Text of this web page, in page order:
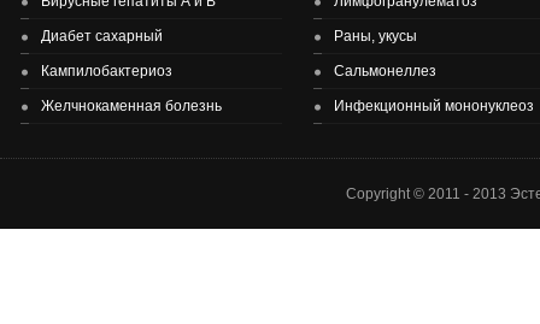
Диабет сахарный
Кампилобактериоз
Желчнокаменная болезнь
Раны, укусы
Сальмонеллез
Инфекционный мононуклеоз
Здоровье детей и подростков - основа здоровье нации.
Copyright © 2011 - 2013